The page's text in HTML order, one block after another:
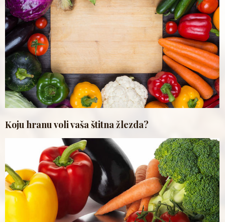
Koju hranu voli vaša štitna žlezda?